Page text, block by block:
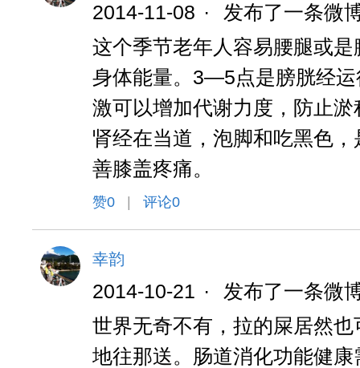
2014-11-08 ·
发布了一条微
这个季节老年人容易腰腿或
身体能量。3—5点是膀胱经
激可以增加代谢力度，防止
肾经在当道，泡脚和吃黑色
善膝盖疼痛。
赞0 评论0
幸韵
2014-10-21 ·
发布了一条微
世界无奇不有，拉的屎居然
地往那送。肠道消化功能健